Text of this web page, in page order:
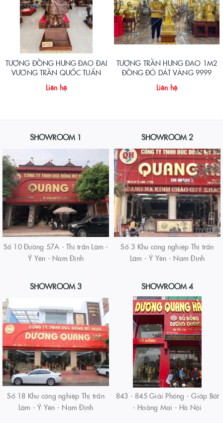
TƯỢNG ĐỒNG HƯNG ĐẠO ĐẠI
VƯƠNG TRẦN QUỐC TUẤN
Liên hệ
TƯỢNG TRẦN HƯNG ĐẠO 1M2
ĐỒNG ĐỎ DÁT VÀNG 9999
Liên hệ
SHOWROOM 1
Số 10 Đường 57A - Thị trấn Lâm -
Ý Yên - Nam Định
SHOWROOM 2
Số 3 Khu công nghiệp Thị trấn
Lâm - Ý Yên - Nam Định
SHOWROOM 3
Số 18 Khu công nghiệp Thị trấn
Lâm - Ý Yên - Nam Định
SHOWROOM 4
843 - 845 Giải Phóng - Giáp Bát
- Hoàng Mai - Hà Nội